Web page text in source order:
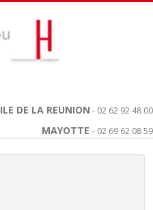
ILE DE LA REUNION - 02 62 92 48 00
MAYOTTE - 02 69 62 08 59